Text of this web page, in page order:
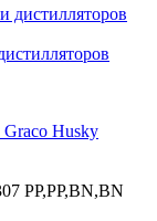
Husky
PP,PP,BN,BN